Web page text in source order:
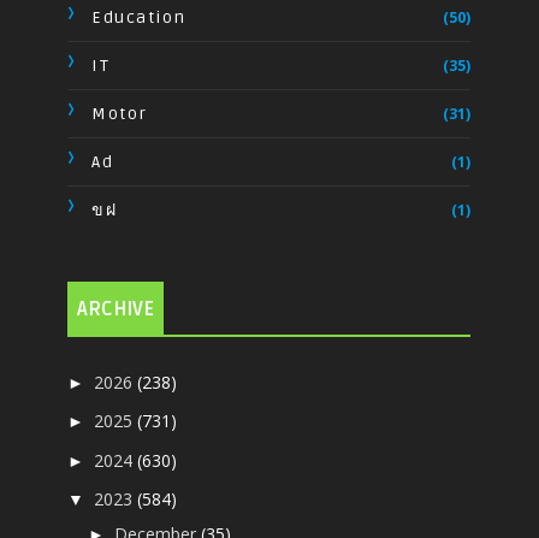
Education (50)
IT (35)
Motor (31)
Ad (1)
ขฝ (1)
ARCHIVE
► 2026(238)
► 2025(731)
► 2024(630)
▼ 2023(584)